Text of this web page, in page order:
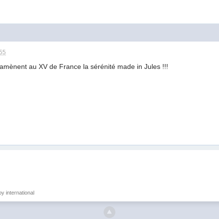
au XV de France la sérénité made in Jules !!!
international